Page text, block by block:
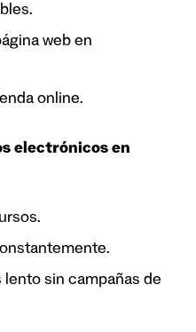
web en
online.
electrónicos en
sin campañas de